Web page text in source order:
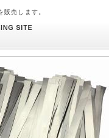
売します。